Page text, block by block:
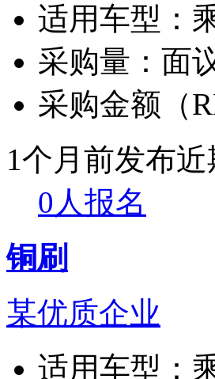
适用车型：
采购量： 面
采购金额（
1个月前发布近
0人报名
铜刷
某优质企业
适用车型：